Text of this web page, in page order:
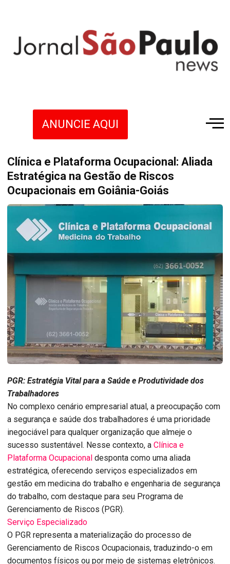
ANUNCIE AQUI
Clínica e Plataforma Ocupacional: Aliada
Estratégica na Gestão de Riscos
Ocupacionais em Goiânia-Goiás
PGR: Estratégia Vital para a Saúde e Produtividade dos
Trabalhadores
No complexo cenário empresarial atual, a preocupação com
a segurança e saúde dos trabalhadores é uma prioridade
inegociável para qualquer organização que almeje o
sucesso sustentável. Nesse contexto, a Clínica e
Plataforma Ocupacional desponta como uma aliada
estratégica, oferecendo serviços especializados em
gestão em medicina do trabalho e engenharia de segurança
do trabalho, com destaque para seu Programa de
Gerenciamento de Riscos (PGR).
Serviço Especializado
O PGR representa a materialização do processo de
Gerenciamento de Riscos Ocupacionais, traduzindo-o em
documentos físicos ou por meio de sistemas eletrônicos.